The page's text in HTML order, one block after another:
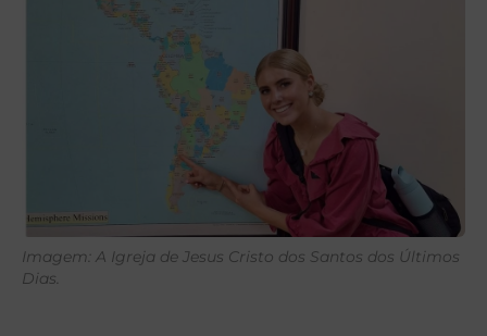
Imagem: A Igreja de Jesus Cristo dos Santos dos Últimos
Dias.